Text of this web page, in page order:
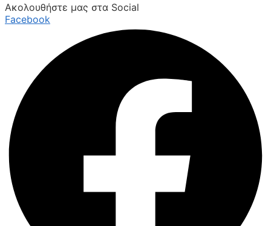
Ακολουθήστε μας στα Social
Facebook